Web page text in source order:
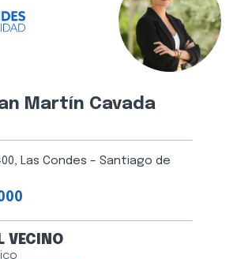
Martín Cavada
Las Condes – Santiago de
VECINO